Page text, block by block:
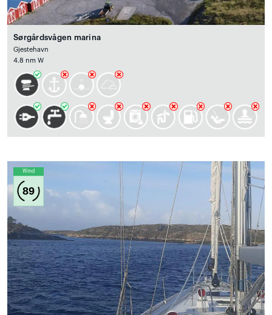
Sørgårdsvågen marina
Gjestehavn
4.8 nm W
Wind
89